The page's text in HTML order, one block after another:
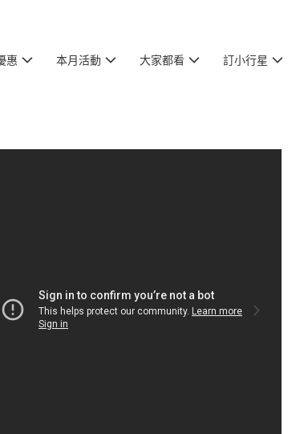
惠 本月活動 大家都看 訂小行星